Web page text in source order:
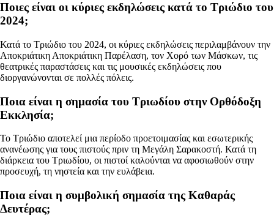
Ποιες είναι οι κύριες εκδηλώσεις κατά το Τριώδιο του
2024;
Κατά το Τριώδιο του 2024, οι κύριες εκδηλώσεις περιλαμβάνουν την
Αποκριάτικη Αποκριάτικη Παρέλαση, τον Χορό των Μάσκων, τις
θεατρικές παραστάσεις και τις μουσικές εκδηλώσεις που
διοργανώνονται σε πολλές πόλεις.
Ποια είναι η σημασία του Τριωδίου στην Ορθόδοξη
Εκκλησία;
Το Τριώδιο αποτελεί μια περίοδο προετοιμασίας και εσωτερικής
ανανέωσης για τους πιστούς πριν τη Μεγάλη Σαρακοστή. Κατά τη
διάρκεια του Τριωδίου, οι πιστοί καλούνται να αφοσιωθούν στην
προσευχή, τη νηστεία και την ευλάβεια.
Ποια είναι η συμβολική σημασία της Καθαράς
Δευτέρας;